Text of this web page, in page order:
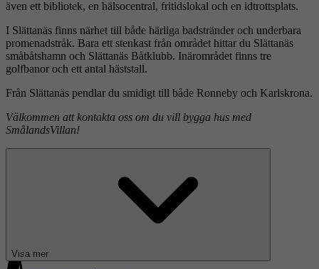
även ett bibliotek, en hälsocentral, fritidslokal och en idtrottsplats.
I Slättanäs finns närhet till både härliga badstränder och underbara
promenadstråk. Bara ett stenkast från området hittar du Slättanäs
småbåtshamn och Slättanäs Båtklubb. Inärområdet finns tre
golfbanor och ett antal häststall.
Från Slättanäs pendlar du smidigt till både Ronneby och Karlskrona.
Välkommen att kontakta oss om du vill bygga hus med
SmålandsVillan!
Visa mer